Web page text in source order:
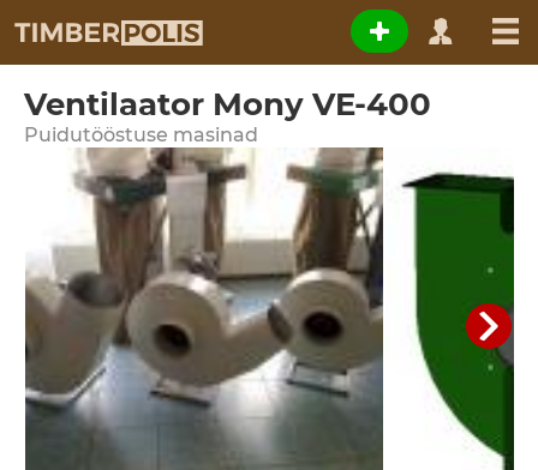
Ventilaator Mony VE-400
Puidutööstuse masinad